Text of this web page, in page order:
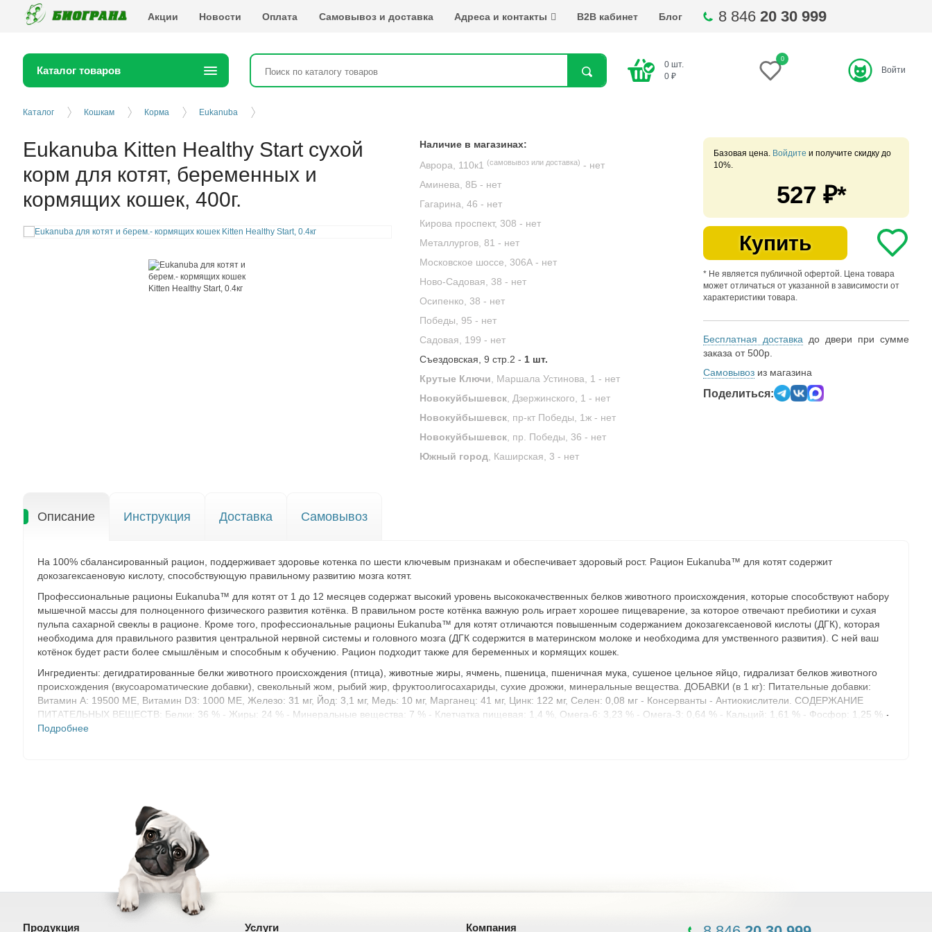
Акции Новости Оплата Самовывоз и доставка Адреса и контакты B2B кабинет Блог 8 846 20 30 999
Каталог товаров Найти
0 шт.
0 ₽
0
Войти
Каталог Кошкам Корма Eukanuba
Eukanuba Kitten Healthy Start сухой
корм для котят, беременных и
кормящих кошек, 400г.
Наличие в магазинах:
Аврора, 110к1
(самовывоз или доставка) - нет
Аминева, 8Б - нет
Гагарина, 46 - нет
Кирова проспект, 308 - нет
Металлургов, 81 - нет
Московское шоссе, 306А - нет
Ново-Садовая, 38 - нет
Осипенко, 38 - нет
Победы, 95 - нет
Садовая, 199 - нет
Съездовская, 9 стр.2 - 1 шт.
Крутые Ключи , Маршала Устинова, 1 - нет
Новокуйбышевск , Дзержинского, 1 - нет
Новокуйбышевск , пр-кт Победы, 1ж - нет
Новокуйбышевск , пр. Победы, 36 - нет
Южный город , Каширская, 3 - нет
Базовая цена. Войдите и получите скидку до
10%.
527 ₽*
Купить
* Не является публичной офертой. Цена товара
может отличаться от указанной в зависимости от
характеристики товара.
Бесплатная доставка до двери при сумме
заказа от 500р.
Самовывоз из магазина
Поделиться:
Описание Инструкция Доставка Самовывоз
На 100% сбалансированный рацион, поддерживает здоровье котенка по шести ключевым признакам и обеспечивает здоровый рост. Рацион Eukanuba™ для котят содержит
докозагексаеновую кислоту, способствующую правильному развитию мозга котят.
Профессиональные рационы Eukanuba™ для котят от 1 до 12 месяцев содержат высокий уровень высококачественных белков животного происхождения, которые способствуют набору
мышечной массы для полноценного физического развития котёнка. В правильном росте котёнка важную роль играет хорошее пищеварение, за которое отвечают пребиотики и сухая
пульпа сахарной свеклы в рационе. Кроме того, профессиональные рационы Eukanuba™ для котят отличаются повышенным содержанием докозагексаеновой кислоты (ДГК), которая
необходима для правильного развития центральной нервной системы и головного мозга (ДГК содержится в материнском молоке и необходима для умственного развития). С ней ваш
котёнок будет расти более смышлёным и способным к обучению. Рацион подходит также для беременных и кормящих кошек.
Ингредиенты: дегидратированные белки животного происхождения (птица), животные жиры, ячмень, пшеница, пшеничная мука, сушеное цельное яйцо, гидрализат белков животного
происхождения (вкусоароматические добавки), свекольный жом, рыбий жир, фруктоолигосахариды, сухие дрожжи, минеральные вещества. ДОБАВКИ (в 1 кг): Питательные добавки:
Витамин A: 19500 ME, Витамин D3: 1000 ME, Железо: 31 мг, Йод: 3,1 мг, Медь: 10 мг, Марганец: 41 мг, Цинк: 122 мг, Ceлeн: 0,08 мг - Консерванты - Антиокислители. СОДЕРЖАНИЕ
ПИТАТЕЛЬНЫХ ВЕЩЕСТВ: Белки: 36 % - Жиры: 24 % - Минеральные вещества: 7 % - Клетчатка пищевая: 1,4 %, Омега-6: 3,23 % - Омега-3: 0,64 % - Кальций: 1,61 % - Фосфор: 1,25 % -
Магний: 0,09 %. Энергетическая ценность: 4339 ккал/кг.
Подробнее
Продукция Услуги Компания